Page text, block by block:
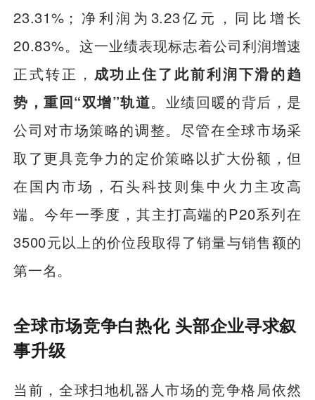
23.31%；净利润为3.23亿元，同比增长
20.83%。这一业绩表现标志着公司利润增速
正式转正， 成功止住了此前利润下滑的趋
势，重回“双增”轨道。业绩回暖的背后，是
公司对市场策略的调整。尽管在全球市场采
取了更具竞争力的定价策略以扩大份额，但
在国内市场，石头科技则集中火力主攻高
端。今年一季度，其主打高端的P20系列在
3500元以上的价位段取得了销量与销售额的
第一名。
全球市场竞争白热化 头部企业寻求叙
事升级
当前，全球扫地机器人市场的竞争格局依然